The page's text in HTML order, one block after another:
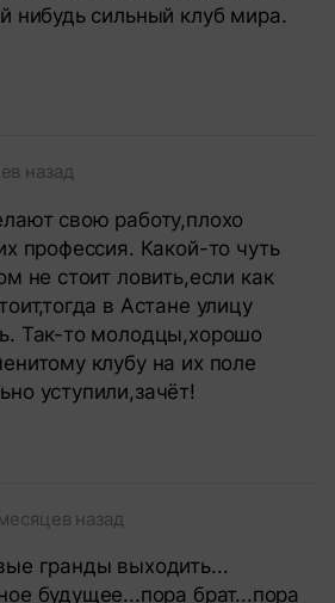
нибудь сильный клуб мира.
назад
свою работу,плохо
профессия. Какой-то чуть
не стоит ловить,если как
в Астане улицу
Так-то молодцы,хорошо
клубу на их поле
уступили,зачёт!
назад
гранды выходить...
будущее...пора брат...пора